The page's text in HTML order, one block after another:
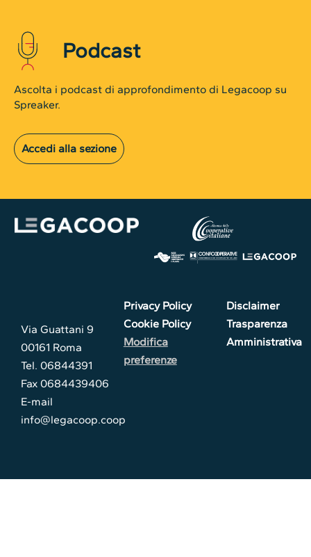
Podcast
Ascolta i podcast di approfondimento di Legacoop su
Spreaker.
Accedi alla sezione
Via Guattani 9
00161 Roma
Tel. 06844391
Fax 0684439406
E-mail
info@legacoop.coop
Privacy Policy
Cookie Policy
Modifica
preferenze
Disclaimer
Trasparenza
Amministrativa